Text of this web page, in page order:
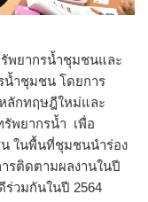
ยากรน้ำชุมชนและ
น้ำชุมชน โดยการ
ลักทฤษฎีใหม่และ
รัพยากรน้ำ เพื่อ
ในพื้นที่ชุมชนนำร่อง
รติดตามผลงานในปี​
วมกันในปี​ 2564